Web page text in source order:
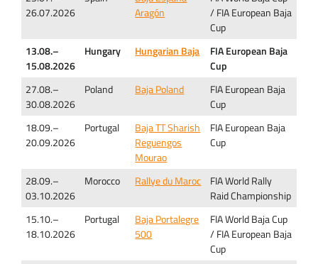
26.07.2026
Aragón
/ FIA European Baja
Cup
13.08.–
15.08.2026
Hungary Hungarian Baja
FIA European Baja
Cup
27.08.–
30.08.2026
Poland Baja Poland
FIA European Baja
Cup
18.09.–
20.09.2026
Portugal
Baja TT Sharish
Reguengos
Mourao
FIA European Baja
Cup
28.09.–
03.10.2026
Morocco Rallye du Maroc
FIA World Rally
Raid Championship
15.10.–
18.10.2026
Portugal
Baja Portalegre
500
FIA World Baja Cup
/ FIA European Baja
Cup